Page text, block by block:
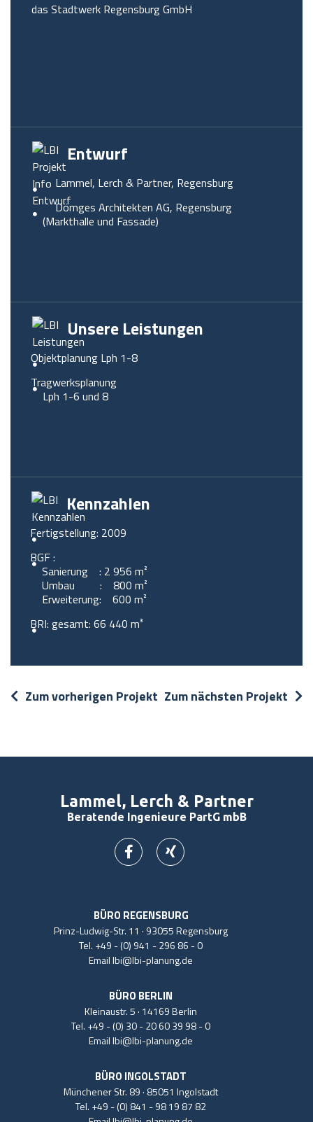
das Stadtwerk Regensburg GmbH
Entwurf
Lammel, Lerch & Partner, Regensburg
Dömges Architekten AG, Regensburg
(Markthalle und Fassade)
Unsere Leistungen
Objektplanung Lph 1-8
Tragwerksplanung
Lph 1-6 und 8
Kennzahlen
Fertigstellung: 2009
BGF :
Sanierung : 2 956 m²
Umbau : 800 m²
Erweiterung: 600 m²
BRI: gesamt: 66 440 m³
Zum vorherigen Projekt Zum nächsten Projekt
Lammel, Lerch & Partner
Beratende Ingenieure PartG mbB
BÜRO REGENSBURG
Prinz-Ludwig-Str. 11 · 93055 Regensburg
Tel. +49 - (0) 941 - 296 86 - 0
Emaillbi@lbi-planung.de
BÜRO BERLIN
Kleinaustr. 5 · 14169 Berlin
Tel. +49 - (0) 30 - 20 60 39 98 - 0
Emaillbi@lbi-planung.de
BÜRO INGOLSTADT
Münchener Str. 89 · 85051 Ingolstadt
Tel. +49 - (0) 841 - 98 19 87 82